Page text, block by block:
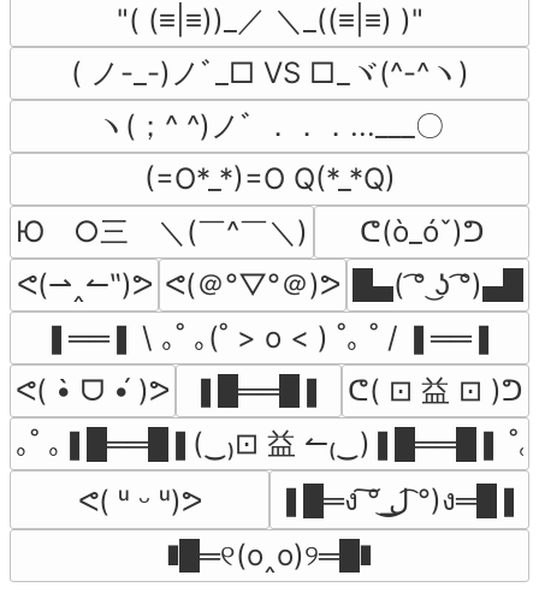
"( (≡|≡))_／ ＼_((≡|≡) )"
( ノ-_-)ノﾞ_□ VS □_ヾ(^-^ヽ)
ヽ(；^ ^)ノﾞ ．．．...___〇
(=O*_*)=O Q(*_*Q)
Ю　○三　＼(￣^￣＼)
ᕦ(ò_óˇ)ᕤ
ᕙ(⇀‸↼‶)ᕗ ᕙ(＠°▽°＠)ᕗ
█▄( ͡° ͜ʖ ͡°)▄█
❚══❚ \ ｡˚ ｡(˚ > o < )‎ ˚｡ ˚ / ❚══❚
ᕙ( •̀ ᗜ •́ )ᕗ
❚█══█❚
ᕦ( ⊡ 益 ⊡ )ᕤ
｡˚ ｡❚█══█❚(‿₎⊡ 益 ↼₍‿)❚█══█❚ ˚｡
ᕙ( ᵘ ᵕ ᵘ)ᕗ
❚█═ง ͠° ͟ل͜ ͡°)ง═█❚
❚█═୧(o‸o)୨═█❚